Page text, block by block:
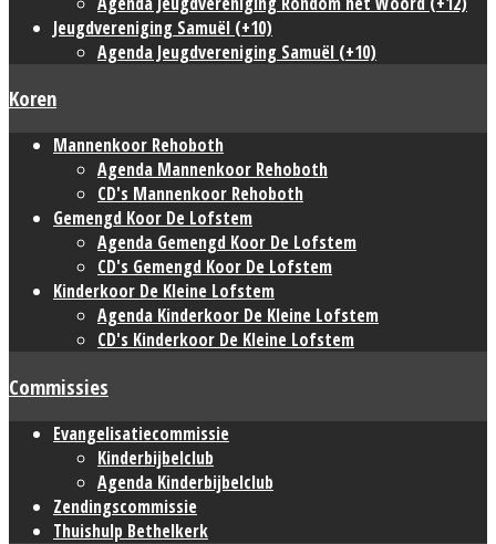
Jeugdvereniging Samuël (+10)
Agenda Jeugdvereniging Samuël (+10)
Koren
Mannenkoor Rehoboth
Agenda Mannenkoor Rehoboth
CD's Mannenkoor Rehoboth
Gemengd Koor De Lofstem
Agenda Gemengd Koor De Lofstem
CD's Gemengd Koor De Lofstem
Kinderkoor De Kleine Lofstem
Agenda Kinderkoor De Kleine Lofstem
CD's Kinderkoor De Kleine Lofstem
Commissies
Evangelisatiecommissie
Kinderbijbelclub
Agenda Kinderbijbelclub
Zendingscommissie
Thuishulp Bethelkerk